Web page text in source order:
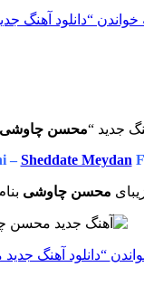
خواندن “دانلود آهنگ
جدید “محسن
– Sheddate Meydan
محسن چاوشی
“دانلود آهنگ